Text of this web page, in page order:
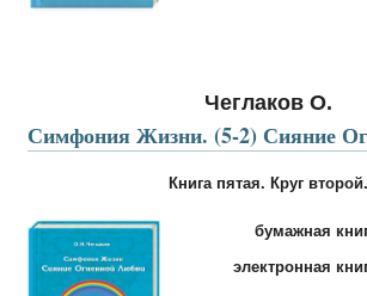
Чеглаков О.
Симфония Жизни. (5-2) Сияние
Книга пятая. Круг второй.
бумажная
электронная